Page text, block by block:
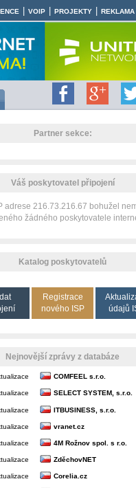
VOIP PROJEKTY REKLAMA
Partner sekce:
Váš poskytovatel připojení
adrese 216.73.216.67 bohužel
žádného poskytovatele
Katalog poskytovatelů
Registrace
nového ISP
údajů
Nejnovější zprávy z databáze
COMFEEL s.r.o.
SELECT SYSTEM, s.r.o.
ITBUSINESS, s.r.o.
vranet.cz
4M Rožnov spol. s r.o.
ZděchovNET
Corelia.cz